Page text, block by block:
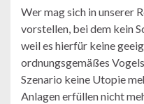
Wer mag sich in unserer
vorstellen, bei dem kein
weil es hierfür keine
ordnungsgemäßes
Szenario keine Utopie
Anlagen erfüllen nicht